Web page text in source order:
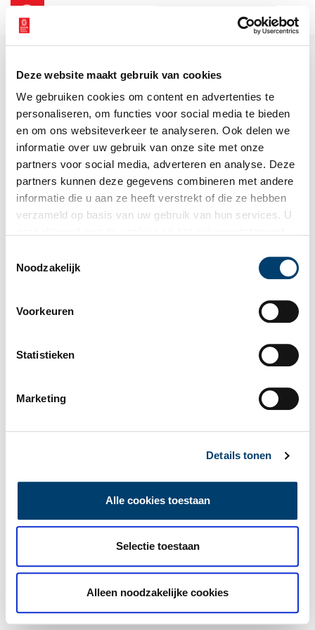
Deze website maakt gebruik van cookies
We gebruiken cookies om content en advertenties te
personaliseren, om functies voor social media te bieden
en om ons websiteverkeer te analyseren. Ook delen we
informatie over uw gebruik van onze site met onze
partners voor social media, adverteren en analyse. Deze
partners kunnen deze gegevens combineren met andere
informatie die u aan ze heeft verstrekt of die ze hebben
verzameld op basis van uw gebruik van hun services. U
Noodzakelijk
Voorkeuren
Statistieken
Marketing
Details tonen
Alle cookies toestaan
Selectie toestaan
Alleen noodzakelijke cookies